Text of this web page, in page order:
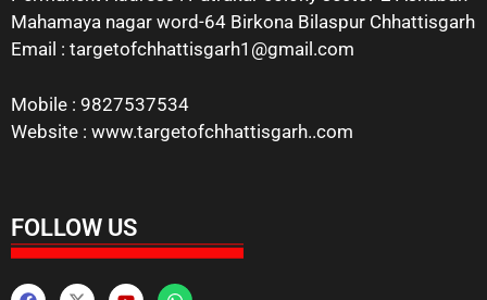
Mahamaya nagar word-64 Birkona Bilaspur Chhattisgarh
Email : targetofchhattisgarh1@gmail.com
Mobile : 9827537534
Website : www.targetofchhattisgarh..com
FOLLOW US